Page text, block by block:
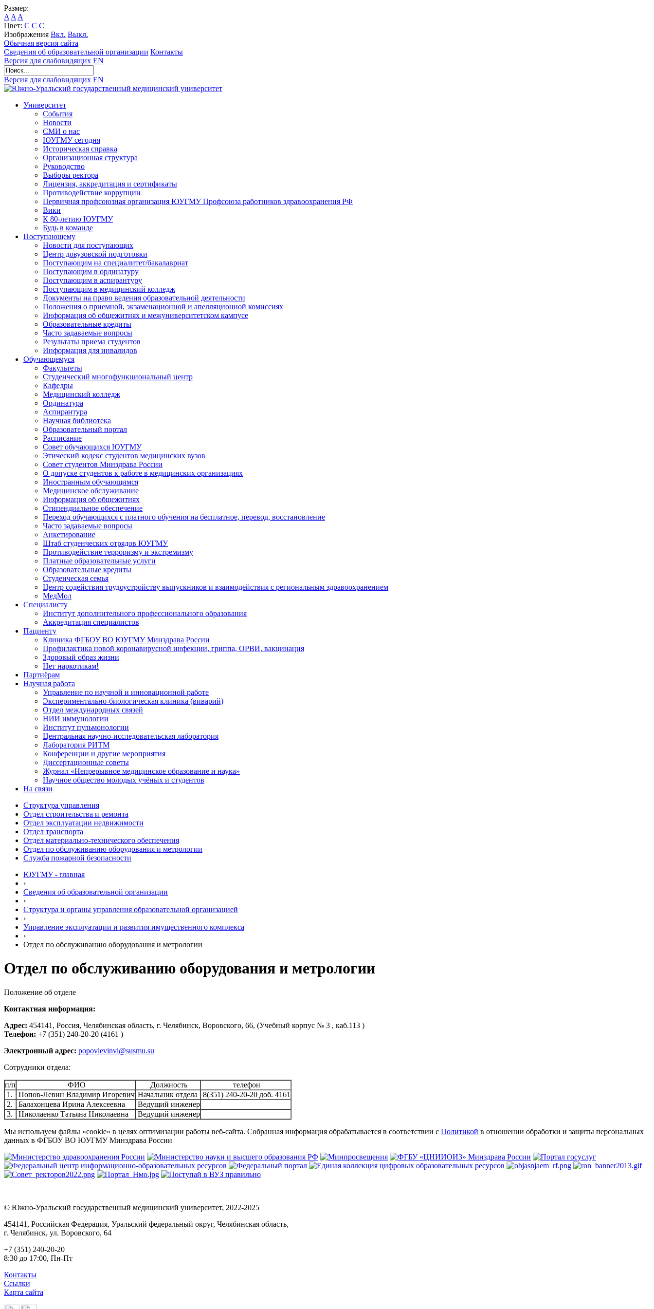
Размер:
A A A
Цвет: C C C
Изображения Вкл. Выкл.
Обычная версия сайта
Сведения об образовательной организации Контакты
Версия для слабовидящих EN
Версия для слабовидящих EN
Университет
События
Новости
СМИ о нас
ЮУГМУ сегодня
Историческая справка
Организационная структура
Руководство
Выборы ректора
Лицензия, аккредитация и сертификаты
Противодействие коррупции
Первичная профсоюзная организация ЮУГМУ Профсоюза работников здравоохранения РФ
Вики
К 80-летию ЮУГМУ
Будь в команде
Поступающему
Новости для поступающих
Центр довузовской подготовки
Поступающим на специалитет/бакалавриат
Поступающим в ординатуру
Поступающим в аспирантуру
Поступающим в медицинский колледж
Документы на право ведения образовательной деятельности
Положения о приемной, экзаменационной и апелляционной комиссиях
Информация об общежитиях и межуниверситетском кампусе
Образовательные кредиты
Часто задаваемые вопросы
Результаты приема студентов
Информация для инвалидов
Обучающемуся
Факультеты
Студенческий многофункциональный центр
Кафедры
Медицинский колледж
Ординатура
Аспирантура
Научная библиотека
Образовательный портал
Расписание
Совет обучающихся ЮУГМУ
Этический кодекс студентов медицинских вузов
Совет студентов Минздрава России
О допуске студентов к работе в медицинских организациях
Иностранным обучающимся
Медицинское обслуживание
Информация об общежитиях
Стипендиальное обеспечение
Переход обучающихся с платного обучения на бесплатное, перевод, восстановление
Часто задаваемые вопросы
Анкетирование
Штаб студенческих отрядов ЮУГМУ
Противодействие терроризму и экстремизму
Платные образовательные услуги
Образовательные кредиты
Студенческая семья
Центр содействия трудоустройству выпускников и взаимодействия с региональным здравоохранением
МедМол
Специалисту
Институт дополнительного профессионального образования
Аккредитация специалистов
Пациенту
Клиника ФГБОУ ВО ЮУГМУ Минздрава России
Профилактика новой коронавирусной инфекции, гриппа, ОРВИ, вакцинация
Здоровый образ жизни
Нет наркотикам!
Партнёрам
Научная работа
Управление по научной и инновационной работе
Экспериментально-биологическая клиника (виварий)
Отдел международных связей
НИИ иммунологии
Институт пульмонологии
Центральная научно-исследовательская лаборатория
Лаборатория РИТМ
Конференции и другие мероприятия
Диссертационные советы
Журнал «Непрерывное медицинское образование и наука»
Научное общество молодых учёных и студентов
На связи
Структура управления
Отдел строительства и ремонта
Отдел эксплуатации недвижимости
Отдел транспорта
Отдел материально-технического обеспечения
Отдел по обслуживанию оборудования и метрологии
Служба пожарной безопасности
ЮУГМУ - главная
›
Сведения об образовательной организации
›
Структура и органы управления образовательной организацией
›
Управление эксплуатации и развития имущественного комплекса
›
Отдел по обслуживанию оборудования и метрологии
Отдел по обслуживанию оборудования и метрологии
Положение об отделе
Контактная информация:
Адрес: 454141, Россия, Челябинская область, г. Челябинск, Воровского, 66, (Учебный корпус № 3 , каб.113 )
Телефон: +7 (351) 240-20-20 (4161 )
Электронный адрес: popovlevinvi@susmu.su
Сотрудники отдела:
п/п ФИО Должность
телефон
1.
Попов-Левин Владимир Игоревич Начальник отдела
8(351) 240-20-20 доб. 4161
2.
Балахонцева Ирина Алексеевна
Ведущий инженер
3.
Николаенко Татьяна Николаевна Ведущий инженер
Мы используем файлы «cookie» в целях оптимизации работы веб-сайта. Собранная информация обрабатывается в соответствии с Политикой в отношении обработки и защиты персональных
данных в ФГБОУ ВО ЮУГМУ Минздрава России
© Южно-Уральский государственный медицинский университет, 2022-2025
454141, Российская Федерация, Уральский федеральный округ, Челябинская область,
г. Челябинск, ул. Воровского, 64
+7 (351) 240-20-20
8:30 до 17:00, Пн-Пт
Контакты
Ссылки
Карта сайта